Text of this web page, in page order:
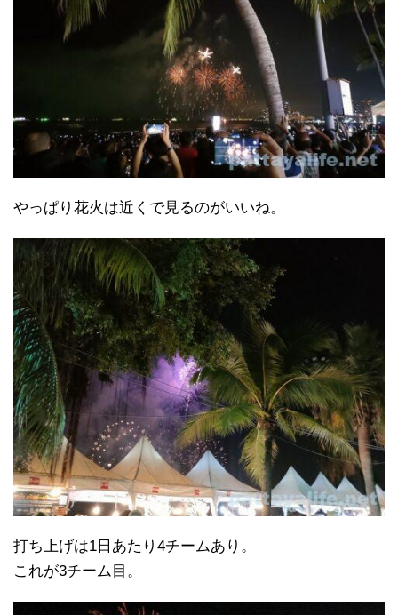
やっぱり花火は近くで見るのがいいね。
打ち上げは1日あたり4チームあり。
これが3チーム目。